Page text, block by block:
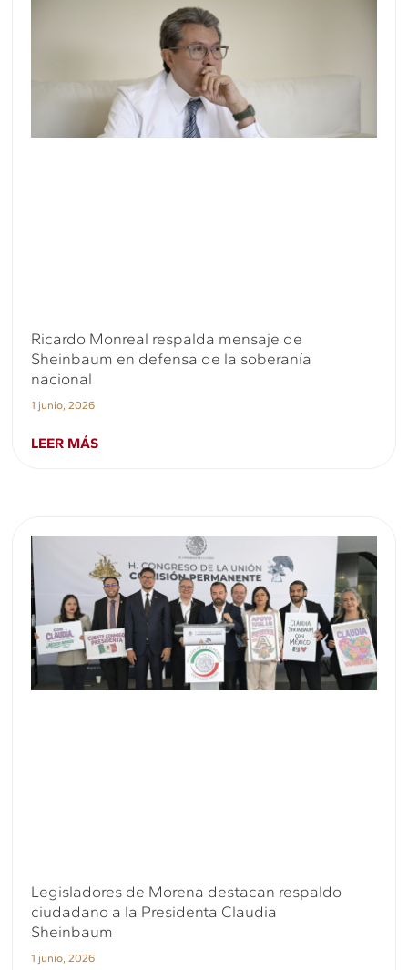
Ricardo Monreal respalda mensaje de
Sheinbaum en defensa de la soberanía
nacional
1 junio, 2026
LEER MÁS
Legisladores de Morena destacan respaldo
ciudadano a la Presidenta Claudia
Sheinbaum
1 junio, 2026